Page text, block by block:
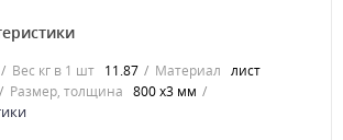
Вес кг в 1 шт 11.87 Материал лист
Размер, толщина 800 х3 мм